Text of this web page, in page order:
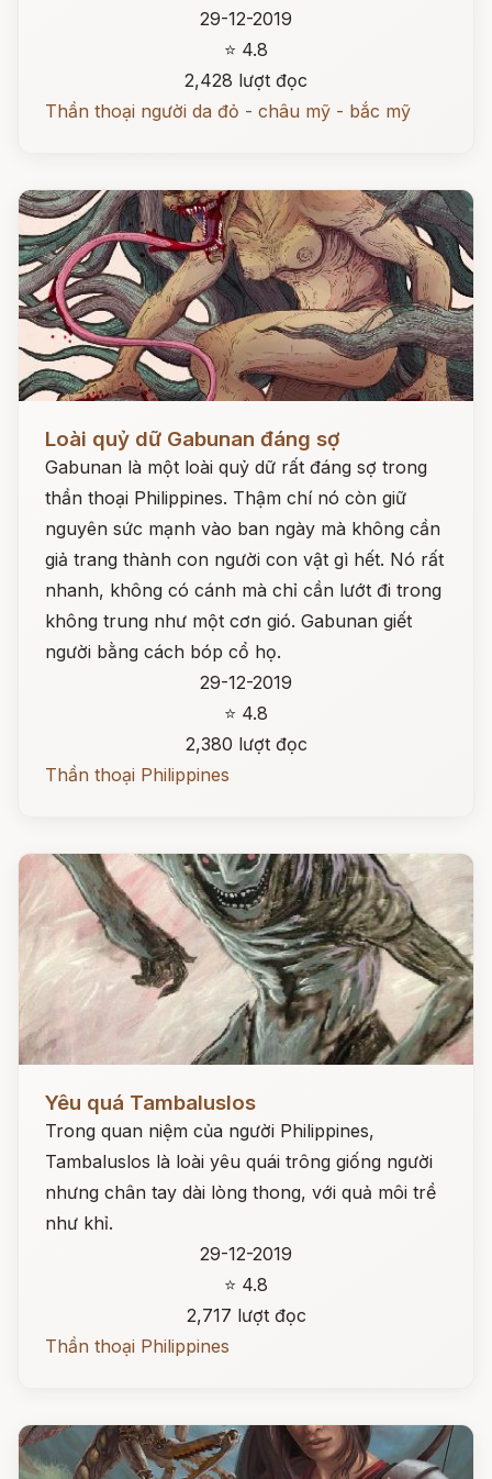
29-12-2019
⭐ 4.8
2,428 lượt đọc
Thần thoại người da đỏ - châu mỹ - bắc mỹ
Loài quỷ dữ Gabunan đáng sợ
Gabunan là một loài quỷ dữ rất đáng sợ trong
thần thoại Philippines. Thậm chí nó còn giữ
nguyên sức mạnh vào ban ngày mà không cần
giả trang thành con người con vật gì hết. Nó rất
nhanh, không có cánh mà chỉ cần lướt đi trong
không trung như một cơn gió. Gabunan giết
người bằng cách bóp cổ họ.
29-12-2019
⭐ 4.8
2,380 lượt đọc
Thần thoại Philippines
Yêu quá Tambaluslos
Trong quan niệm của người Philippines,
Tambaluslos là loài yêu quái trông giống người
nhưng chân tay dài lòng thong, với quả môi trề
như khỉ.
29-12-2019
⭐ 4.8
2,717 lượt đọc
Thần thoại Philippines